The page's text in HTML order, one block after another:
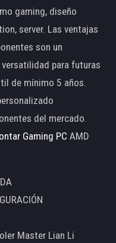
gaming, diseño
server. Las ventajas
son un
para futuras
de mínimo 5 años.
del mercado.
Gaming PC AMD
Master Lian Li